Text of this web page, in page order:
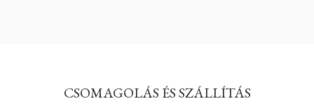
CSOMAGOLÁS ÉS SZÁLLÍTÁS